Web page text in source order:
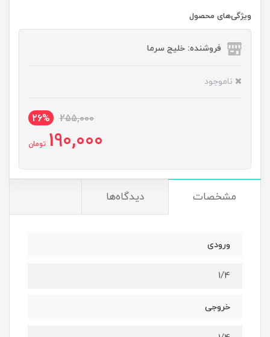
ویژگی‌های محصول
فروشنده: خلیج سرما
ناموجود
255,000
26%
190,000 تومان
مشخصات دیدگاه‌ها
ورودی
1/4
خروجی